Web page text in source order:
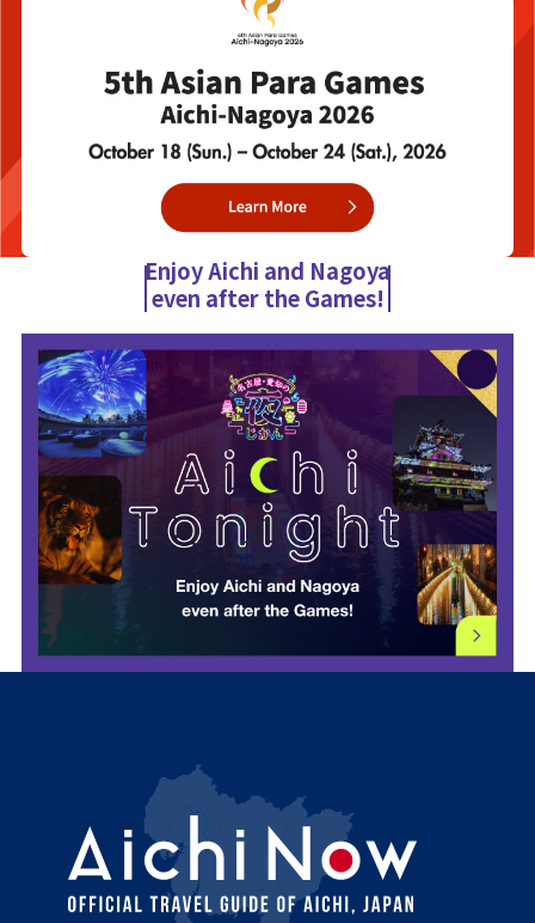
Enjoy Aichi and Nagoya
even after the Games!